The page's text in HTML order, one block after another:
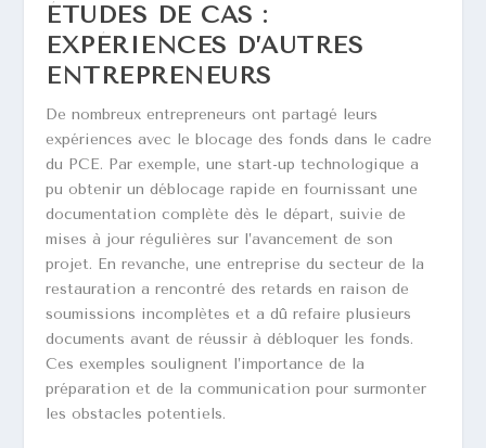
ÉTUDES DE CAS :
EXPÉRIENCES D’AUTRES
ENTREPRENEURS
De nombreux entrepreneurs ont partagé leurs
expériences avec le blocage des fonds dans le cadre
du PCE. Par exemple, une start-up technologique a
pu obtenir un déblocage rapide en fournissant une
documentation complète dès le départ, suivie de
mises à jour régulières sur l’avancement de son
projet. En revanche, une entreprise du secteur de la
restauration a rencontré des retards en raison de
soumissions incomplètes et a dû refaire plusieurs
documents avant de réussir à débloquer les fonds.
Ces exemples soulignent l’importance de la
préparation et de la communication pour surmonter
les obstacles potentiels.